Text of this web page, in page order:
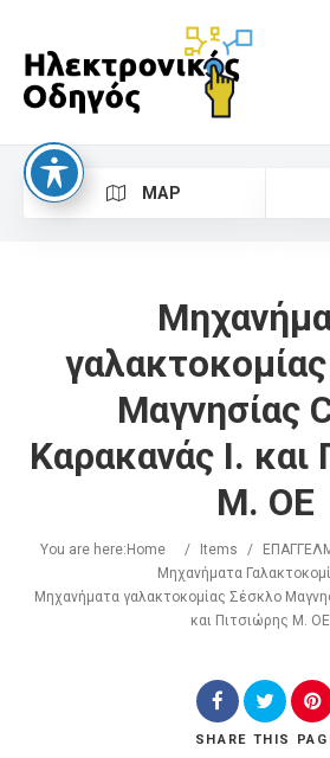
MAP
Search
Μαγνησίας
Καρακανάς Ι. και
Μ. ΟΕ
You are here: Home / Items /
Μηχανήματα
Μηχανήματα γαλακτοκομίας Σέσκλο
και Πιτσιώρης Μ. ΟΕ
SHARE THIS